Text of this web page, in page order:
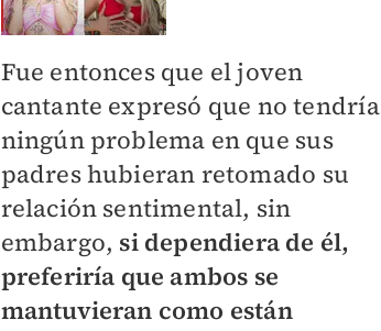
Fue entonces que el joven
cantante expresó que no tendría
ningún problema en que sus
padres hubieran retomado su
relación sentimental, sin
embargo, si dependiera de él,
preferiría que ambos se
mantuvieran como están